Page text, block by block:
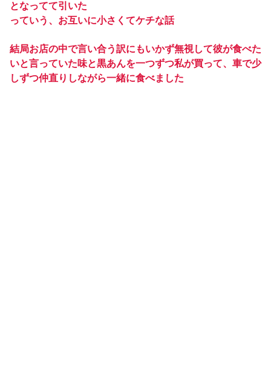
となってて引いた
っていう、お互いに小さくてケチな話
結局お店の中で言い合う訳にもいかず無視して彼が食べた
いと言っていた味と黒あんを一つずつ私が買って、車で少
しずつ仲直りしながら一緒に食べました